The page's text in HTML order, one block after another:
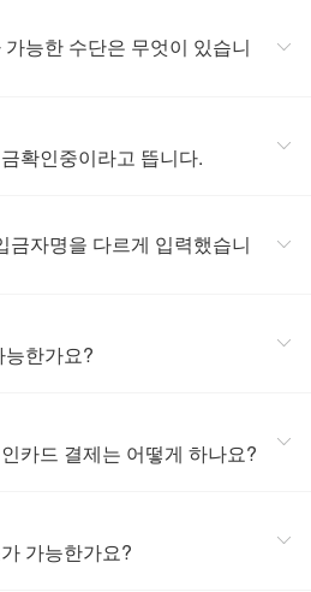
능한 수단은 무엇이 있습니
확인중이라고 뜹니다.
금자명을 다르게 입력했습니
한가요?
카드 결제는 어떻게 하나요?
가능한가요?